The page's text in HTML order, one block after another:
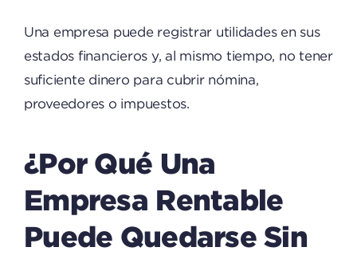
Una empresa puede registrar utilidades en sus
estados financieros y, al mismo tiempo, no tener
suficiente dinero para cubrir nómina,
proveedores o impuestos.
¿Por Qué Una
Empresa Rentable
Puede Quedarse Sin